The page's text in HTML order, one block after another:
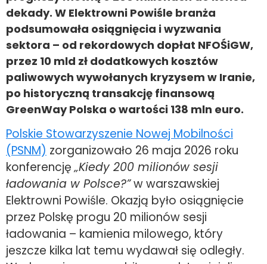
dekady. W Elektrowni Powiśle branża
podsumowała osiągnięcia i wyzwania
sektora – od rekordowych dopłat NFOŚiGW,
przez 10 mld zł dodatkowych kosztów
paliwowych wywołanych kryzysem w Iranie,
po historyczną transakcję finansową
GreenWay Polska o wartości 138 mln euro.
Polskie Stowarzyszenie Nowej Mobilności
(PSNM) zorganizowało 26 maja 2026 roku
konferencję„Kiedy 200 milionów sesji
ładowania w Polsce?”w warszawskiej
Elektrowni Powiśle. Okazją było osiągnięcie
przez Polskę progu 20 milionów sesji
ładowania – kamienia milowego, który
jeszcze kilka lat temu wydawał się odległy.